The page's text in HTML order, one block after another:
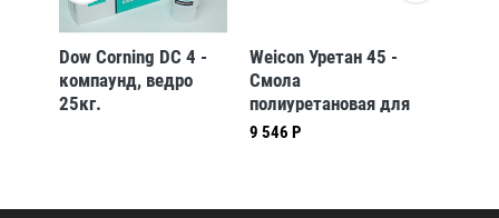
Dow Corning DC 4 -
компаунд, ведро
25кг.
Weicon Уретан 45 -
Смола
полиуретановая для
литья urethane 45,
9 546 Р